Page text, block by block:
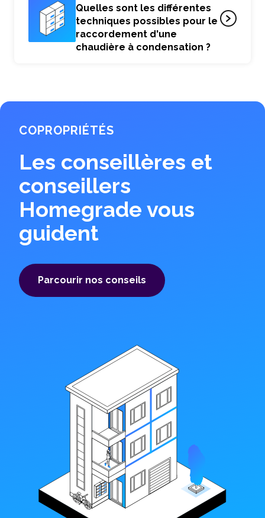
Quelles sont les différentes
techniques possibles pour le
raccordement d'une
chaudière à condensation ?
COPROPRIÉTÉS
Les conseillères et
conseillers
Homegrade vous
guident
Parcourir nos conseils